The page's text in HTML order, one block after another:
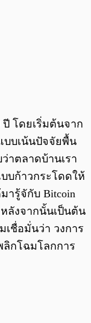
โดยเริ่มต้นจาก
บบเน้นปัจจัยพื้น
าตลาดบ้านเรา
บก้าวกระโดดให้
ารู้จักับ Bitcoin
ลังจากนั้นเป็นต้น
เชื่อมั่นว่า วงการ
กโฉมโลกการ